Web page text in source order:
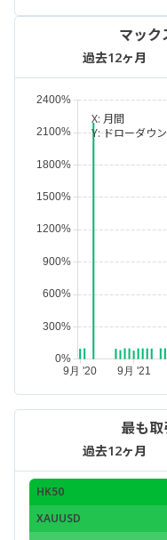
マック
過去12ヶ月
X: 月間
Y:ドローダウン
最も
過去12ヶ月
HK50
XAUUSD